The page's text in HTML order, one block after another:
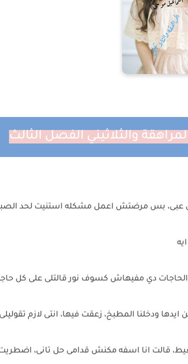
والثلاثيني الفصل الثالث
عبى، بس مرضتش اعمل مشكله استنيت لحد
دي مفيهاش كسوف نور قالتلى على كل
ودخلنا المطبخ، زعقت فيها، انتى لازم
قالت انا اسفه مكنش قدامى حل تانى،